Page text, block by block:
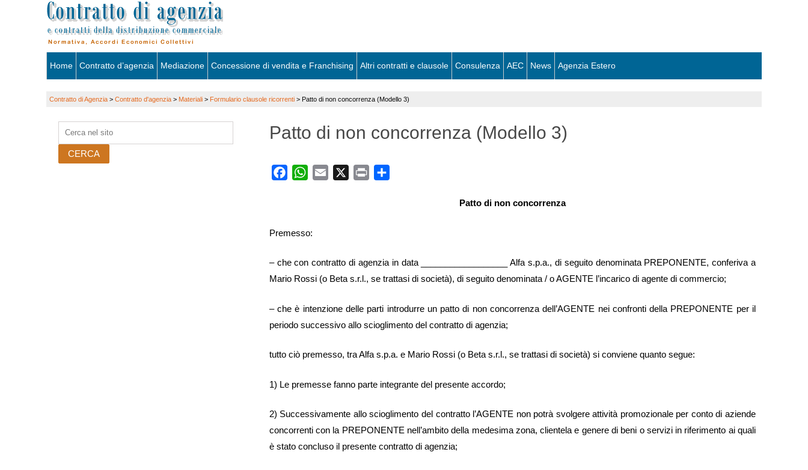
Skip
Home Contratto d’agenzia Mediazione Concessione di vendita e Franchising Altri contratti e clausole Consulenza AEC News Agenzia Estero
Contratto di Agenzia > Contratto d'agenzia > Materiali > Formulario clausole ricorrenti > Patto di non concorrenza (Modello 3)
Patto di non concorrenza (Modello 3)
FacebookWhatsApp
Email Print
Patto di non concorrenza
Premesso:
– che con contratto di agenzia in data __________________ Alfa s.p.a., di seguito denominata PREPONENTE, conferiva a
Mario Rossi (o Beta s.r.l., se trattasi di società), di seguito denominata / o AGENTE l’incarico di agente di commercio;
– che è intenzione delle parti introdurre un patto di non concorrenza dell’AGENTE nei confronti della PREPONENTE per il
periodo successivo allo scioglimento del contratto di agenzia;
tutto ciò premesso, tra Alfa s.p.a. e Mario Rossi (o Beta s.r.l., se trattasi di società) si conviene quanto segue:
1) Le premesse fanno parte integrante del presente accordo;
2) Successivamente allo scioglimento del contratto l’AGENTE non potrà svolgere attività promozionale per conto di aziende
concorrenti con la PREPONENTE nell’ambito della medesima zona, clientela e genere di beni o servizi in riferimento ai quali
è stato concluso il presente contratto di agenzia;